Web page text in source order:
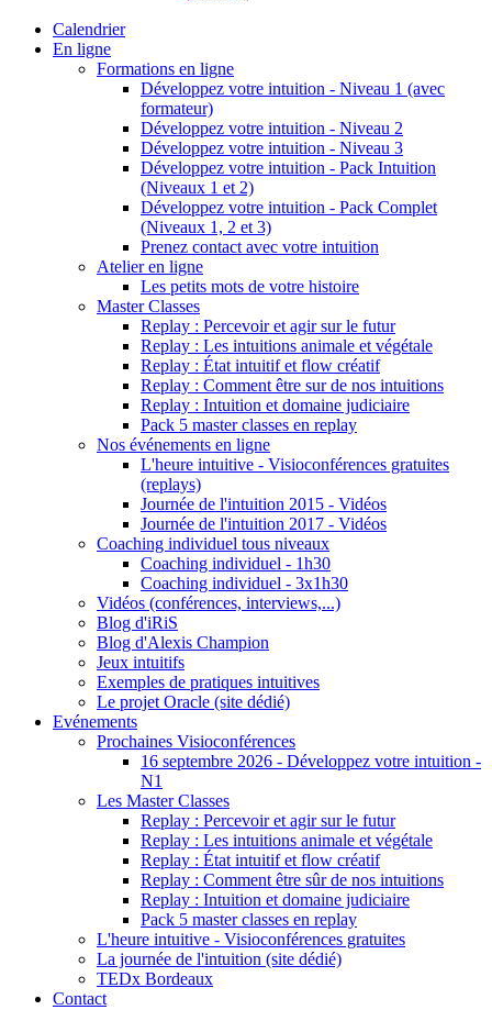
Calendrier
En ligne
Formations en ligne
Développez votre intuition - Niveau 1 (avec
formateur)
Développez votre intuition - Niveau 2
Développez votre intuition - Niveau 3
Développez votre intuition - Pack Intuition
(Niveaux 1 et 2)
Développez votre intuition - Pack Complet
(Niveaux 1, 2 et 3)
Prenez contact avec votre intuition
Atelier en ligne
Les petits mots de votre histoire
Master Classes
Replay : Percevoir et agir sur le futur
Replay : Les intuitions animale et végétale
Replay : État intuitif et flow créatif
Replay : Comment être sur de nos intuitions
Replay : Intuition et domaine judiciaire
Pack 5 master classes en replay
Nos événements en ligne
L'heure intuitive - Visioconférences gratuites
(replays)
Journée de l'intuition 2015 - Vidéos
Journée de l'intuition 2017 - Vidéos
Coaching individuel tous niveaux
Coaching individuel - 1h30
Coaching individuel - 3x1h30
Vidéos (conférences, interviews,...)
Blog d'iRiS
Blog d'Alexis Champion
Jeux intuitifs
Exemples de pratiques intuitives
Le projet Oracle (site dédié)
Evénements
Prochaines Visioconférences
16 septembre 2026 - Développez votre intuition -
N1
Les Master Classes
Replay : Percevoir et agir sur le futur
Replay : Les intuitions animale et végétale
Replay : État intuitif et flow créatif
Replay : Comment être sûr de nos intuitions
Replay : Intuition et domaine judiciaire
Pack 5 master classes en replay
L'heure intuitive - Visioconférences gratuites
La journée de l'intuition (site dédié)
TEDx Bordeaux
Contact